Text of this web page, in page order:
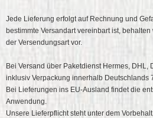
Jede Lieferung erfolgt auf Rechnung und
bestimmte Versandart vereinbart ist,
der Versendungsart vor.
Bei Versand über Paketdienst Hermes, DHL,
inklusiv Verpackung innerhalb Deutschlands
Bei Lieferungen ins EU-Ausland findet die
Anwendung.
Unsere Lieferpflicht steht unter dem